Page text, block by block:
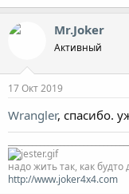
Mr.Joker
Активный
17 Окт 2019
Wrangler, спасибо.
надо жить так, как
http://www.joker4x4.com